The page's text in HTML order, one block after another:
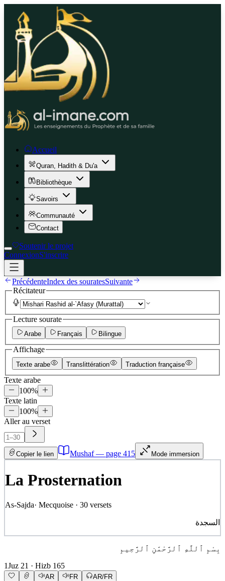
Accueil
Quran, Hadith & Du'a
Bibliothèque
Savoirs
Communauté
Contact
Soutenir le projet
ConnexionS'inscrire
PrécédenteIndex des souratesSuivante
Récitateur
Lecture sourate
Arabe Français Bilingue
Affichage
Texte arabe Translittération Traduction française
Texte arabe
100%
Texte latin
100%
Aller au verset
Copier le lien Mushaf — page 415 Mode immersion
La Prosternation
As-Sajda· Mecquoise · 30 versets
السجدة
بِسْمِ ٱللَّهِ ٱلرَّحْمَٰنِ ٱلرَّحِيمِ
1Juz 21 · Hizb 165
AR FR AR/FR